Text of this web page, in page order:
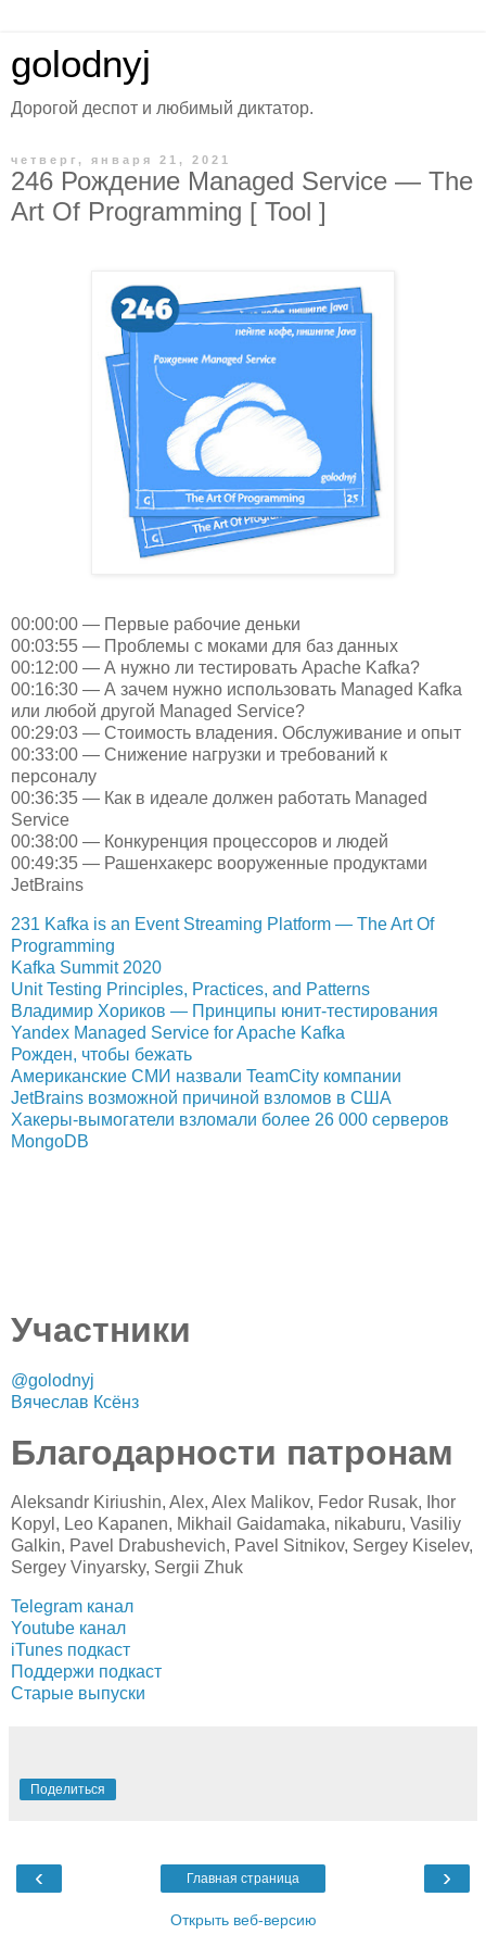
golodnyj
Дорогой деспот и любимый диктатор.
четверг, января 21, 2021
246 Рождение Managed Service — The
Art Of Programming [ Tool ]
00:00:00 — Первые рабочие деньки
00:03:55 — Проблемы с моками для баз данных
00:12:00 — А нужно ли тестировать Apache Kafka?
00:16:30 — А зачем нужно использовать Managed Kafka
или любой другой Managed Service?
00:29:03 — Стоимость владения. Обслуживание и опыт
00:33:00 — Снижение нагрузки и требований к
персоналу
00:36:35 — Как в идеале должен работать Managed
Service
00:38:00 — Конкуренция процессоров и людей
00:49:35 — Рашенхакерс вооруженные продуктами
JetBrains
231 Kafka is an Event Streaming Platform — The Art Of
Programming
Kafka Summit 2020
Unit Testing Principles, Practices, and Patterns
Владимир Хориков — Принципы юнит-тестирования
Yandex Managed Service for Apache Kafka
Рожден, чтобы бежать
Американские СМИ назвали TeamCity компании
JetBrains возможной причиной взломов в США
Хакеры-вымогатели взломали более 26 000 серверов
MongoDB
Участники
@golodnyj
Вячеслав Ксёнз
Благодарности патронам
Aleksandr Kiriushin, Alex, Alex Malikov, Fedor Rusak, Ihor
Kopyl, Leo Kapanen, Mikhail Gaidamaka, nikaburu, Vasiliy
Galkin, Pavel Drabushevich, Pavel Sitnikov, Sergey Kiselev,
Sergey Vinyarsky, Sergii Zhuk
Telegram канал
Youtube канал
iTunes подкаст
Поддержи подкаст
Старые выпуски
Поделиться
‹ ›
Главная страница
Открыть веб-версию